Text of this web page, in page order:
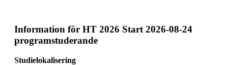
Information för HT 2026 Start 2026-08-24
programstuderande
Studielokalisering